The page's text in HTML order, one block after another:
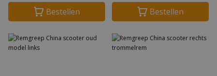
Bestellen Bestellen